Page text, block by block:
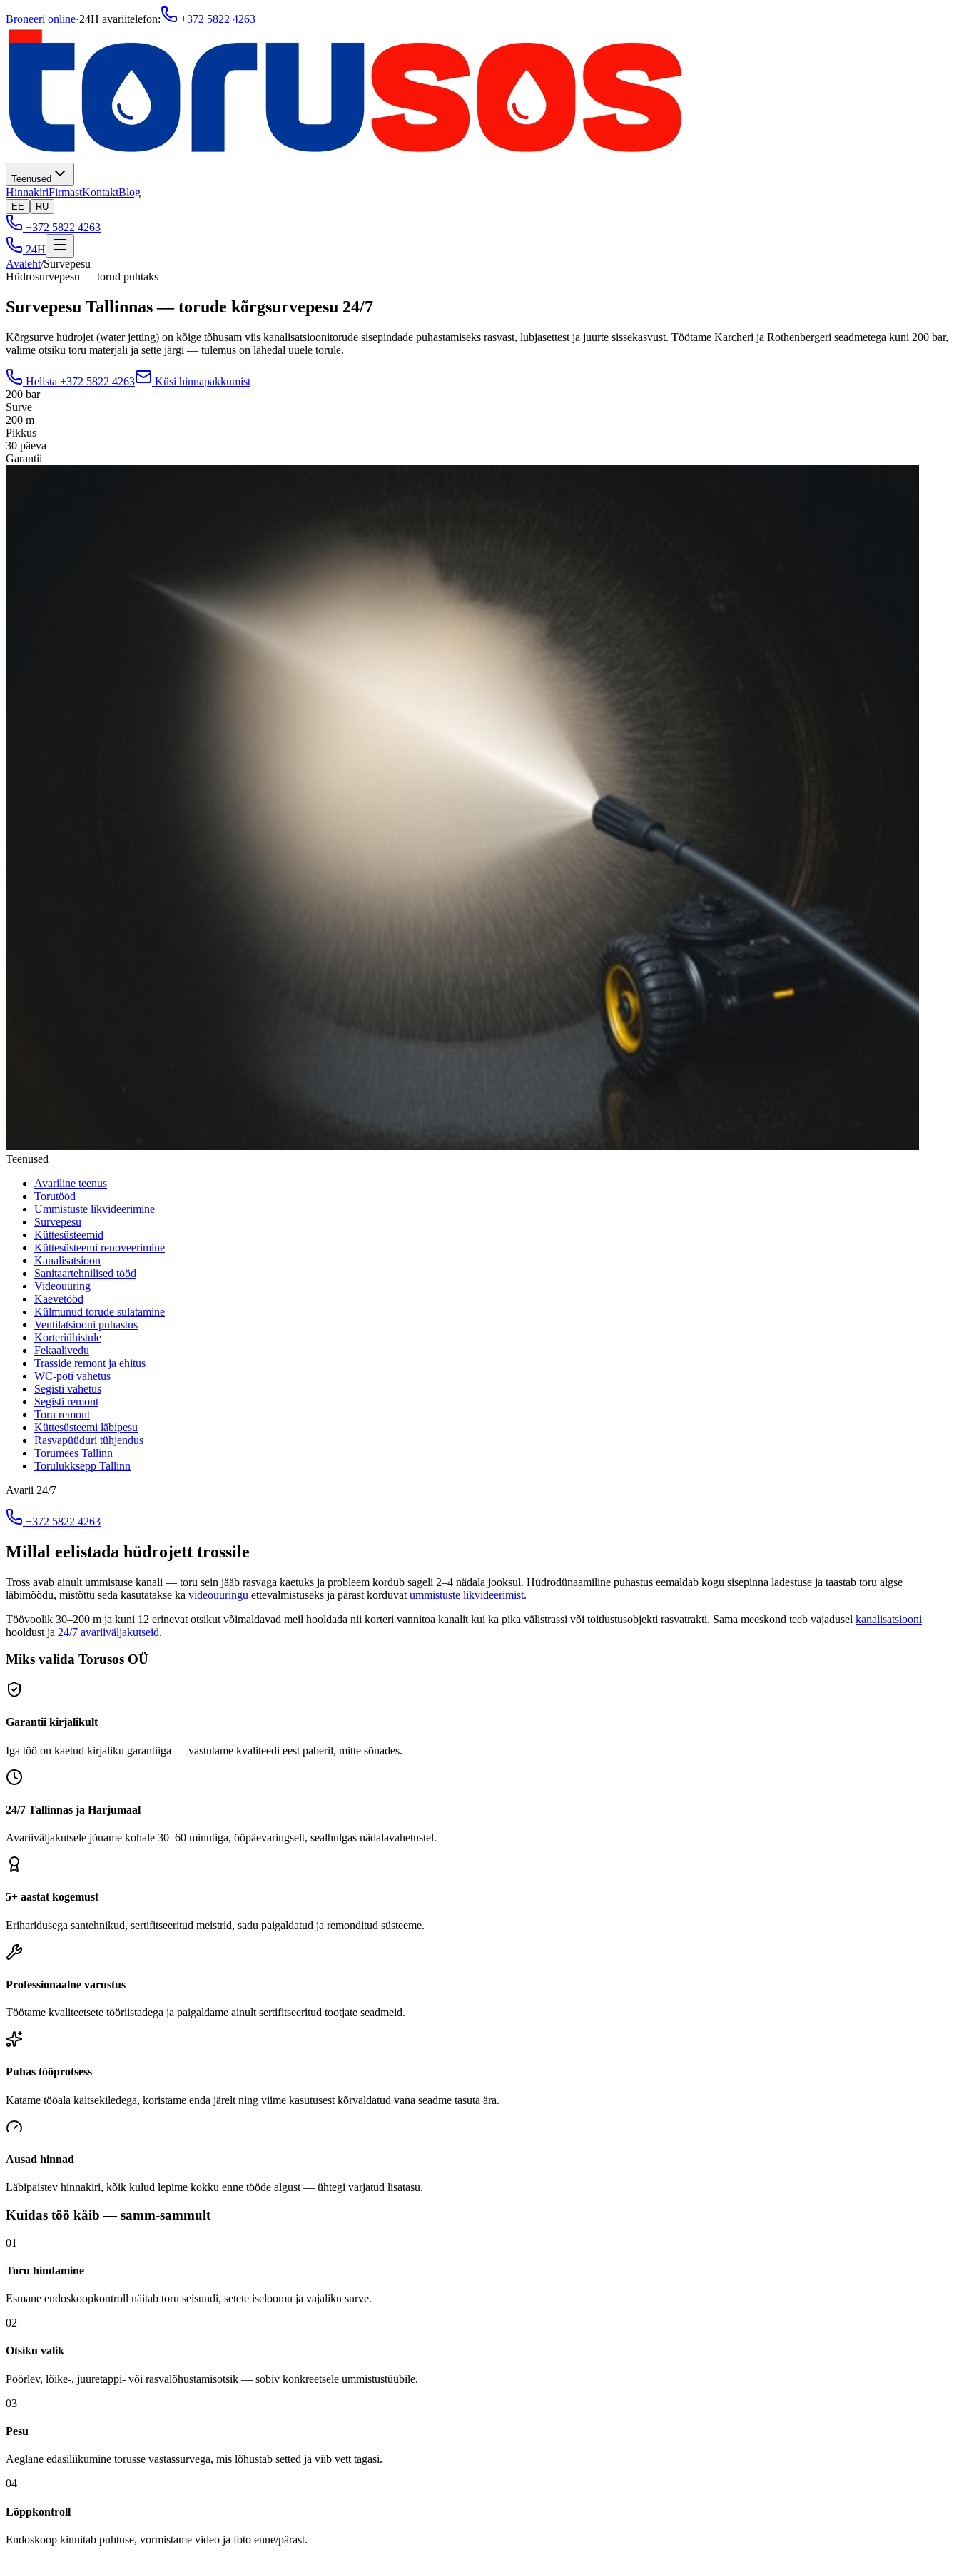
Broneeri online·24H avariitelefon: +372 5822 4263
Teenused
HinnakiriFirmastKontaktBlog
EE RU
+372 5822 4263
24H
Avaleht/Survepesu
Hüdrosurvepesu — torud puhtaks
Survepesu Tallinnas — torude kõrgsurvepesu 24/7
Kõrgsurve hüdrojet (water jetting) on kõige tõhusam viis kanalisatsioonitorude sisepindade puhastamiseks rasvast, lubjasettest ja juurte sissekasvust. Töötame Karcheri ja Rothenbergeri seadmetega kuni 200 bar,
valime otsiku toru materjali ja sette järgi — tulemus on lähedal uuele torule.
Helista +372 5822 4263
Küsi hinnapakkumist
200 bar
Surve
200 m
Pikkus
30 päeva
Garantii
Teenused
Avariline teenus
Torutööd
Ummistuste likvideerimine
Survepesu
Küttesüsteemid
Küttesüsteemi renoveerimine
Kanalisatsioon
Sanitaartehnilised tööd
Videouuring
Kaevetööd
Külmunud torude sulatamine
Ventilatsiooni puhastus
Korteriühistule
Fekaalivedu
Trasside remont ja ehitus
WC-poti vahetus
Segisti vahetus
Segisti remont
Toru remont
Küttesüsteemi läbipesu
Rasvapüüduri tühjendus
Torumees Tallinn
Torulukksepp Tallinn
Avarii 24/7
+372 5822 4263
Millal eelistada hüdrojett trossile
Tross avab ainult ummistuse kanali — toru sein jääb rasvaga kaetuks ja probleem kordub sageli 2–4 nädala jooksul. Hüdrodünaamiline puhastus eemaldab kogu sisepinna ladestuse ja taastab toru algse
läbimõõdu, mistõttu seda kasutatakse ka videouuringu ettevalmistuseks ja pärast korduvat ummistuste likvideerimist.
Töövoolik 30–200 m ja kuni 12 erinevat otsikut võimaldavad meil hooldada nii korteri vannitoa kanalit kui ka pika välistrassi või toitlustusobjekti rasvatrakti. Sama meeskond teeb vajadusel kanalisatsiooni
hooldust ja 24/7 avariiväljakutseid.
Miks valida Torusos OÜ
Garantii kirjalikult
Iga töö on kaetud kirjaliku garantiiga — vastutame kvaliteedi eest paberil, mitte sõnades.
24/7 Tallinnas ja Harjumaal
Avariiväljakutsele jõuame kohale 30–60 minutiga, ööpäevaringselt, sealhulgas nädalavahetustel.
5+ aastat kogemust
Eriharidusega santehnikud, sertifitseeritud meistrid, sadu paigaldatud ja remonditud süsteeme.
Professionaalne varustus
Töötame kvaliteetsete tööriistadega ja paigaldame ainult sertifitseeritud tootjate seadmeid.
Puhas tööprotsess
Katame tööala kaitsekiledega, koristame enda järelt ning viime kasutusest kõrvaldatud vana seadme tasuta ära.
Ausad hinnad
Läbipaistev hinnakiri, kõik kulud lepime kokku enne tööde algust — ühtegi varjatud lisatasu.
Kuidas töö käib — samm-sammult
01
Toru hindamine
Esmane endoskoopkontroll näitab toru seisundi, setete iseloomu ja vajaliku surve.
02
Otsiku valik
Pöörlev, lõike-, juuretappi- või rasvalõhustamisotsik — sobiv konkreetsele ummistustüübile.
03
Pesu
Aeglane edasiliikumine torusse vastassurvega, mis lõhustab setted ja viib vett tagasi.
04
Lõppkontroll
Endoskoop kinnitab puhtuse, vormistame video ja foto enne/pärast.